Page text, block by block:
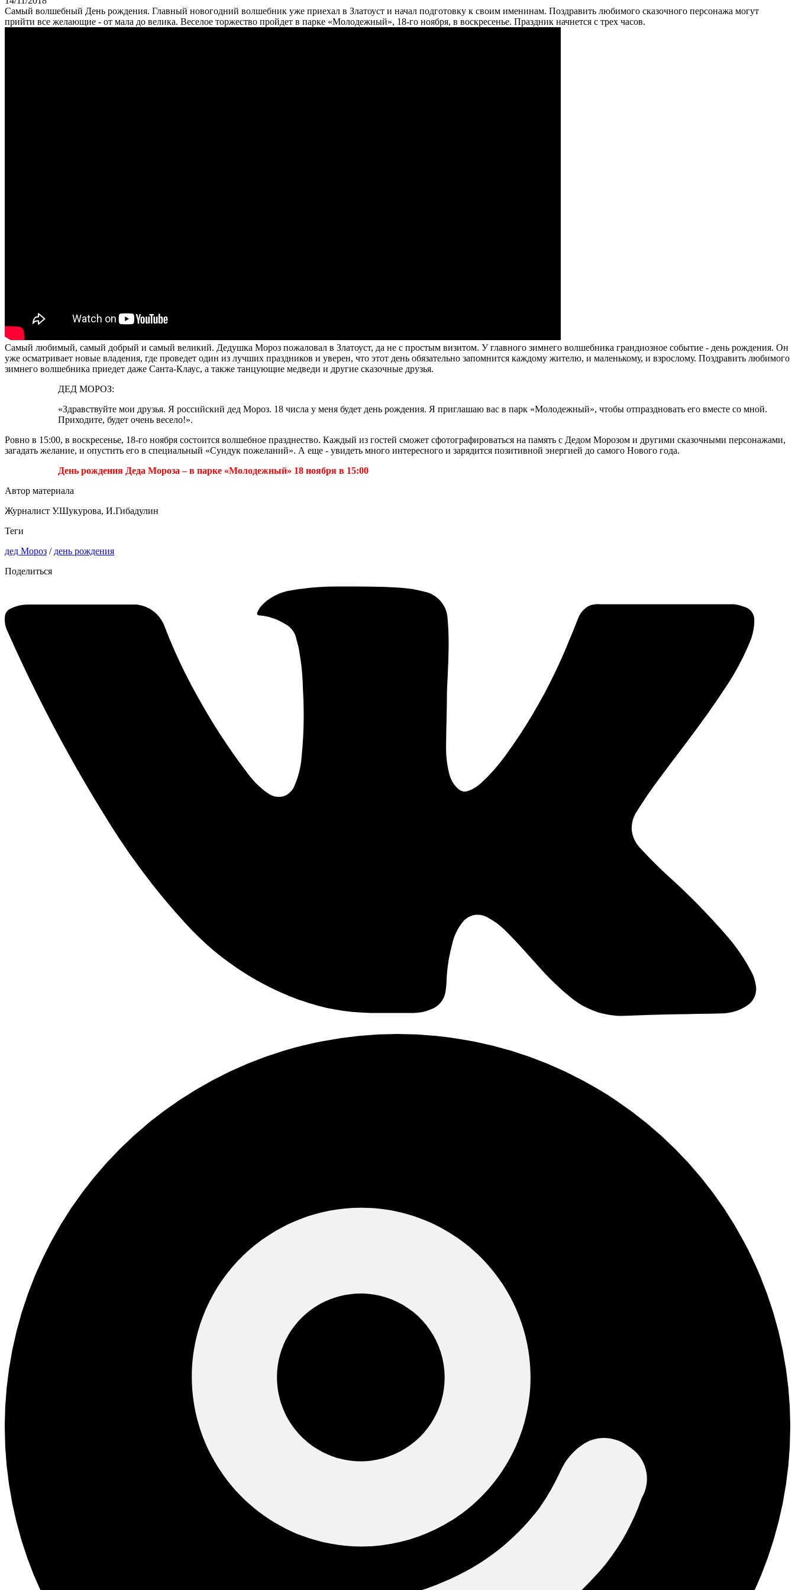
Самый волшебный День рождения. Главный новогодний волшебник уже приехал в Златоуст и начал подготовку к своим именинам. Поздравить любимого сказочного персонажа могут
прийти все желающие - от мала до велика. Веселое торжество пройдет в парке «Молодежный», 18-го ноября, в воскресенье. Праздник начнется с трех часов.
Самый любимый, самый добрый и самый великий. Дедушка Мороз пожаловал в Златоуст, да не с простым визитом. У главного зимнего волшебника грандиозное событие - день рождения. Он
уже осматривает новые владения, где проведет один из лучших праздников и уверен, что этот день обязательно запомнится каждому жителю, и маленькому, и взрослому. Поздравить любимого
зимнего волшебника приедет даже Санта-Клаус, а также танцующие медведи и другие сказочные друзья.
ДЕД МОРОЗ:
«Здравствуйте мои друзья. Я российский дед Мороз. 18 числа у меня будет день рождения. Я приглашаю вас в парк «Молодежный», чтобы отпраздновать его вместе со мной.
Приходите, будет очень весело!».
Ровно в 15:00, в воскресенье, 18-го ноября состоится волшебное празднество. Каждый из гостей сможет сфотографироваться на память с Дедом Морозом и другими сказочными персонажами,
загадать желание, и опустить его в специальный «Сундук пожеланий». А еще - увидеть много интересного и зарядится позитивной энергией до самого Нового года.
День рождения Деда Мороза – в парке «Молодежный» 18 ноября в 15:00
Автор материала
Журналист У.Шукурова, И.Гибадулин
Теги
дед Мороз /день рождения
Поделиться